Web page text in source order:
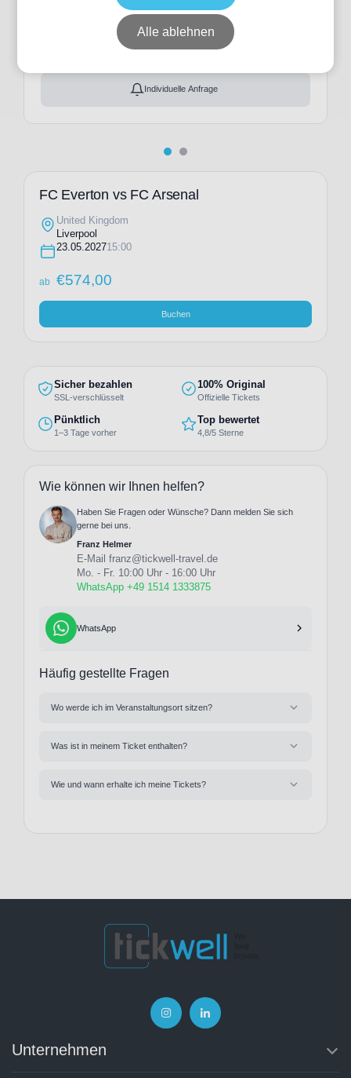
Ticket(s) + Hotel
Individuelle Anfrage
FC Everton vs FC Arsenal
United Kingdom
Liverpool
23.05.202715:00
ab €574,00
Buchen
Sicher bezahlen
SSL-verschlüsselt
100% Original
Offizielle Tickets
Pünktlich
1–3 Tage vorher
Top bewertet
4,8/5 Sterne
Wie können wir Ihnen helfen?
Haben Sie Fragen oder Wünsche? Dann melden Sie sich
gerne bei uns.
Franz Helmer
E-Mail franz@tickwell-travel.de
Mo. - Fr. 10:00 Uhr - 16:00 Uhr
WhatsApp +49 1514 1333875
WhatsApp
Häufig gestellte Fragen
Wo werde ich im Veranstaltungsort sitzen?
Was ist in meinem Ticket enthalten?
Wie und wann erhalte ich meine Tickets?
Unternehmen
Alle ablehnen